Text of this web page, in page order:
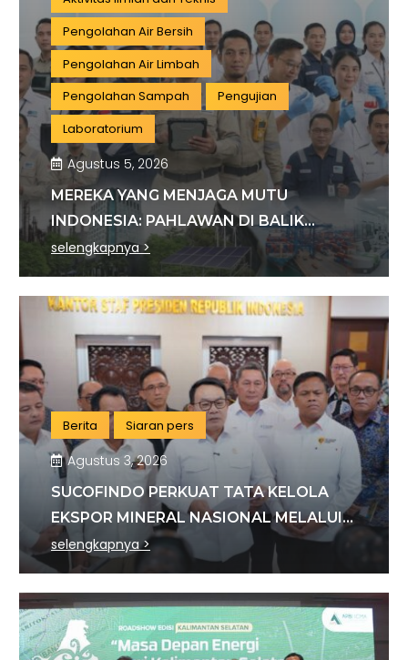
Pengolahan Air Bersih
Pengolahan Air Limbah
Pengolahan Sampah
Pengujian
Laboratorium
Agustus 5, 2026
MEREKA YANG MENJAGA MUTU
INDONESIA: PAHLAWAN DI BALIK
SETIAP STANDAR INDUSTRI
selengkapnya >
Berita Siaran pers
Agustus 3, 2026
SUCOFINDO PERKUAT TATA KELOLA
EKSPOR MINERAL NASIONAL MELALUI
SINERGI DENGAN KSP DAN DANANTARA
selengkapnya >